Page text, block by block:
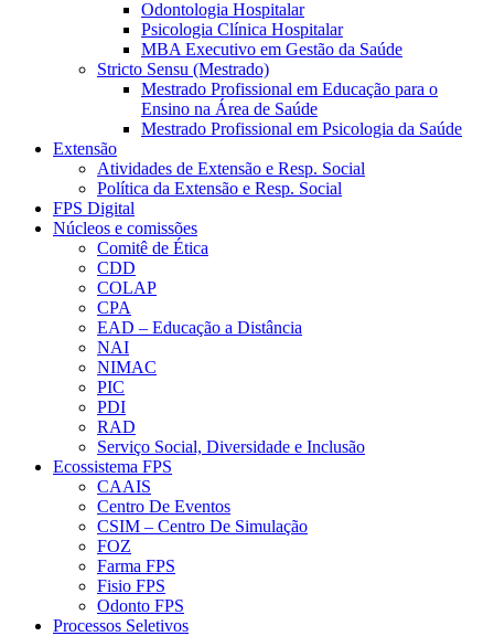
Odontologia Hospitalar
Psicologia Clínica Hospitalar
MBA Executivo em Gestão da Saúde
Stricto Sensu (Mestrado)
Mestrado Profissional em Educação para o
Ensino na Área de Saúde
Mestrado Profissional em Psicologia da Saúde
Extensão
Atividades de Extensão e Resp. Social
Política da Extensão e Resp. Social
FPS Digital
Núcleos e comissões
Comitê de Ética
CDD
COLAP
CPA
EAD – Educação a Distância
NAI
NIMAC
PIC
PDI
RAD
Serviço Social, Diversidade e Inclusão
Ecossistema FPS
CAAIS
Centro De Eventos
CSIM – Centro De Simulação
FOZ
Farma FPS
Fisio FPS
Odonto FPS
Processos Seletivos